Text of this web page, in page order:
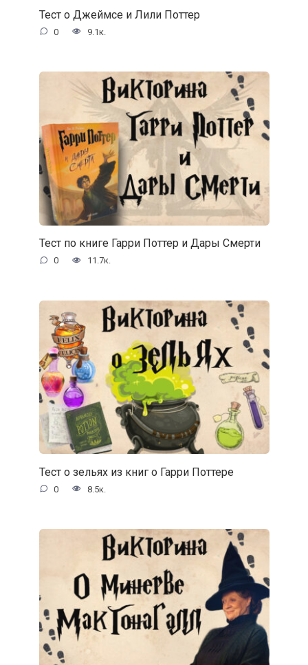
Тест о Джеймсе и Лили Поттер
0 9.1к.
Тест по книге Гарри Поттер и Дары Смерти
0 11.7к.
Тест о зельях из книг о Гарри Поттере
0 8.5к.